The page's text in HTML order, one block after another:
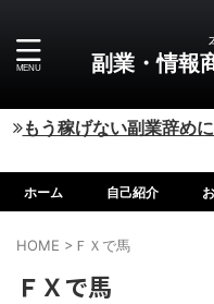
副業・情報
もう稼げない副業辞め
ホーム 自己紹介
HOME > ＦＸで馬
ＦＸで馬